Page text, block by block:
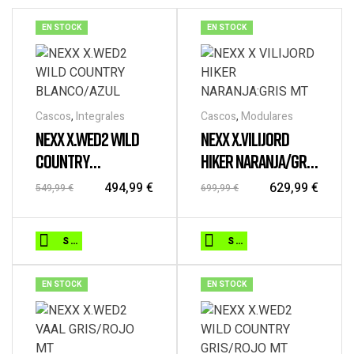
EN STOCK
Cascos, Integrales
NEXX X.WED2 WILD
COUNTRY
BLANCO/AZUL
549,99€ 494,99 €
SELECCIONAR OPCIONES
Este
producto
tiene
múltiples
variantes.
Las
EN STOCK
Cascos, Modulares
NEXX X.VILIJORD
HIKER NARANJA/GRIS
MT
699,99€ 629,99 €
SELECCIONAR OPCIONES
Este
producto
tiene
múltiples
variantes.
Las
EN STOCK EN STOCK